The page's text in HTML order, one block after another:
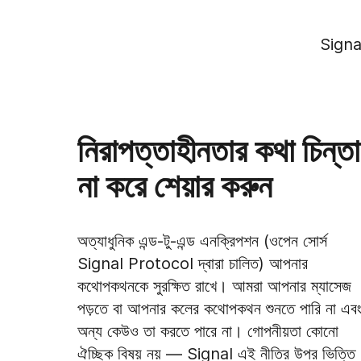
Signal
নিরাপত্তাহীনতার কথা চিন্তা
না করে শেয়ার করুন
অত্যাধুনিক এন্ড-টু-এন্ড এনক্রিপশন (ওপেন সোর্স
Signal Protocol দ্বারা চালিত) আপনার
কথোপকথনকে সুরক্ষিত রাখে। আমরা আপনার ম্যাসেজ
পড়তে বা আপনার কলের কথোপকথন শুনতে পারি না এবং
অন্য কেউও তা করতে পারে না। গোপনীয়তা কোনো
ঐচ্ছিক বিষয় নয় — Signal এই নীতির উপর ভিত্তি